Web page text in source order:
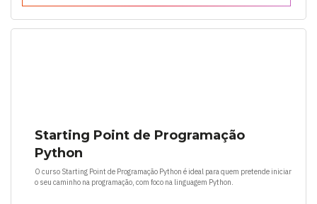
Starting Point de Programação
Python
O curso Starting Point de Programação Python é ideal para quem pretende iniciar
o seu caminho na programação, com foco na linguagem Python.